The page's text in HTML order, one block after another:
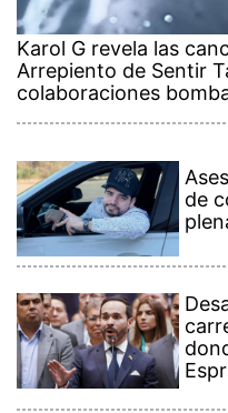
Karol G revela las
Arrepiento de Sentir
colaboraciones
de